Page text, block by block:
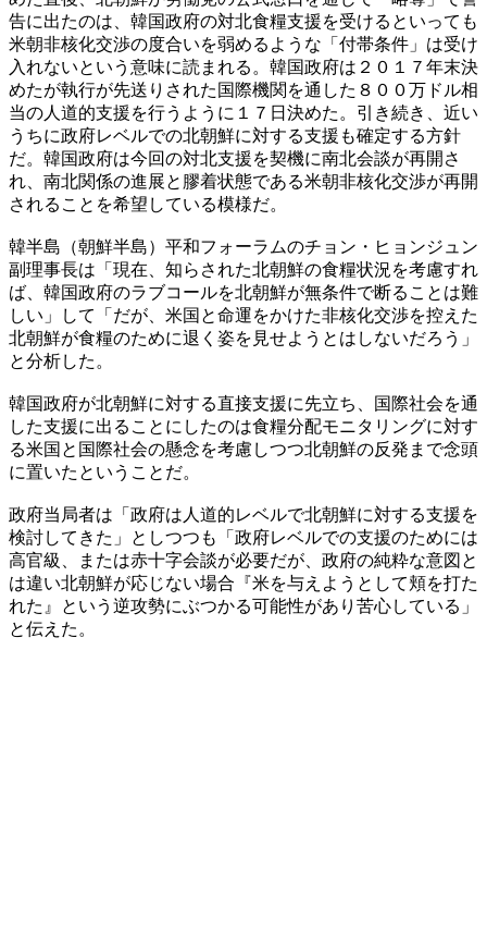
告に出たのは、韓国政府の対北食糧支援を受けるといっても
米朝非核化交渉の度合いを弱めるような「付帯条件」は受け
入れないという意味に読まれる。韓国政府は２０１７年末決
めたが執行が先送りされた国際機関を通した８００万ドル相
当の人道的支援を行うように１７日決めた。引き続き、近い
うちに政府レベルでの北朝鮮に対する支援も確定する方針
だ。韓国政府は今回の対北支援を契機に南北会談が再開さ
れ、南北関係の進展と膠着状態である米朝非核化交渉が再開
されることを希望している模様だ。
韓半島（朝鮮半島）平和フォーラムのチョン・ヒョンジュン
副理事長は「現在、知らされた北朝鮮の食糧状況を考慮すれ
ば、韓国政府のラブコールを北朝鮮が無条件で断ることは難
しい」して「だが、米国と命運をかけた非核化交渉を控えた
北朝鮮が食糧のために退く姿を見せようとはしないだろう」
と分析した。
韓国政府が北朝鮮に対する直接支援に先立ち、国際社会を通
した支援に出ることにしたのは食糧分配モニタリングに対す
る米国と国際社会の懸念を考慮しつつ北朝鮮の反発まで念頭
に置いたということだ。
政府当局者は「政府は人道的レベルで北朝鮮に対する支援を
検討してきた」としつつも「政府レベルでの支援のためには
高官級、または赤十字会談が必要だが、政府の純粋な意図と
は違い北朝鮮が応じない場合『米を与えようとして頬を打た
れた』という逆攻勢にぶつかる可能性があり苦心している」
と伝えた。